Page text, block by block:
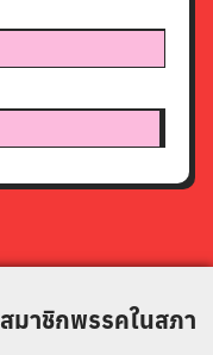
สมาชิกพรรคในสภา